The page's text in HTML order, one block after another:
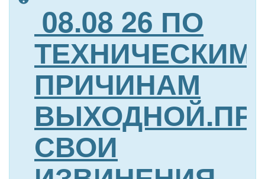
08.08 26 ПО
ТЕХНИЧЕСКИМ
ПРИЧИНАМ
СВОИ